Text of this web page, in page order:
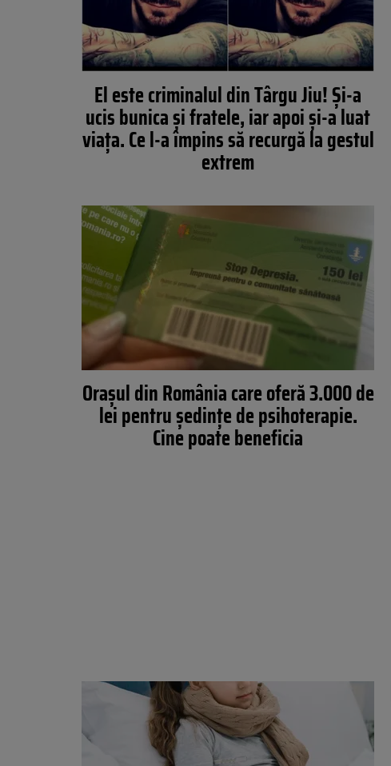
El este criminalul din Târgu Jiu! Și-a
ucis bunica și fratele, iar apoi și-a luat
viața. Ce l-a împins să recurgă la gestul
extrem
Orașul din România care oferă 3.000 de
lei pentru ședințe de psihoterapie.
Cine poate beneficia